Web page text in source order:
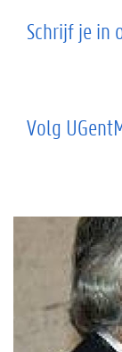
Schrijf je in
Volg